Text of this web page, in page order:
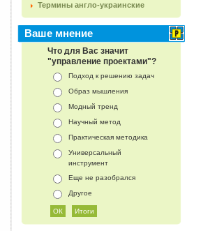
Термины англо-украинские
Ваше мнение
Что для Вас значит
"управление проектами"?
Подход к решению задач
Образ мышления
Модный тренд
Научный метод
Практическая методика
Универсальный
инструмент
Еще не разобрался
Другое